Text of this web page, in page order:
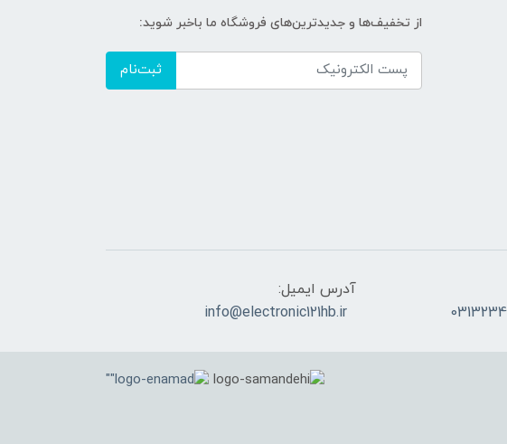
از تخفیف‌ها و جدیدترین‌های فروشگاه ما باخبر شوید:
ثبت‌نام
آدرس ایمیل:
info@electronic121hb.ir